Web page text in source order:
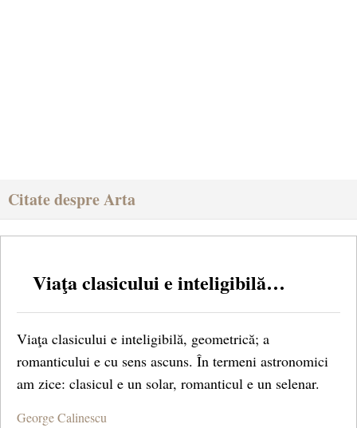
Citate despre Arta
Viaţa clasicului e inteligibilă…
Viaţa clasicului e inteligibilă, geometrică; a
romanticului e cu sens ascuns. În termeni astronomici
am zice: clasicul e un solar, romanticul e un selenar.
George Calinescu